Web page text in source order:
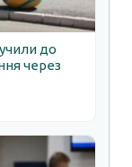
до
через